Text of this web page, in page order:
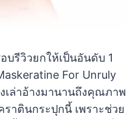
รีวิวยกให้เป็นอันดับ 1
For Unruly
เล่าอ้างมานานถึงคุณภาพ
าตินกระปุกนี้ เพราะช่วย